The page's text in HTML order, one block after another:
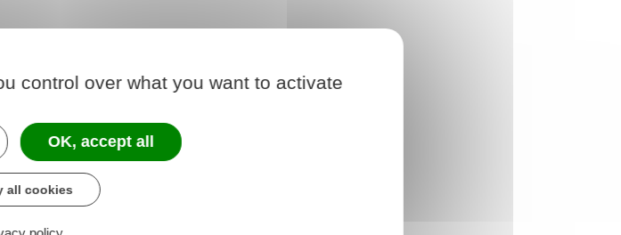
restos-du-coeur-de-
control over what you want to activate
OK, accept all
all cookies